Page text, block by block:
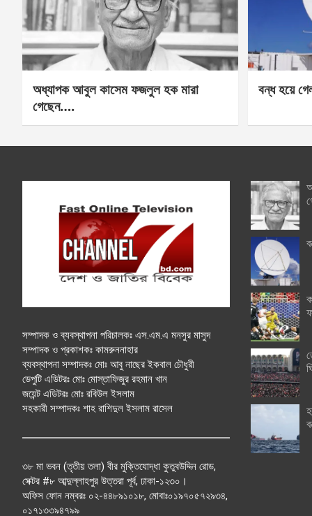
অধ্যাপক আবুল কাসেম ফজলুল হক মারা
গেছেন….
বন্ধ হয়ে
সম্পাদক ও ব্যবস্থাপনা পরিচালকঃ এস.এম.এ মনসুর মাসুদ
সম্পাদক ও প্রকাশকঃ কামরুননাহার
ব্যবস্থাপনা সম্পাদকঃ মোঃ আবু নাছের ইকবাল চৌধুরী
ডেপুটি এডিটরঃ মোঃ মোস্তাফিজুর রহমান খান
জয়েন্ট এডিটরঃ মোঃ রবিউল ইসলাম
সহকারী সম্পাদকঃ শাহ রাশিদুল ইসলাম রাসেল
৩৮ মা ভবন (তৃতীয় তলা) বীর মুক্তিযোদ্ধা কুতুবউদ্দিন রোড,
সেক্টর #৮ আব্দুল্লাহপুর উত্তরা পূর্ব, ঢাকা-১২৩০।
অফিস ফোন নম্বরঃ ০২-৪৪৮৯১০১৮, মোবাঃ০১৯৭০৫৭২৯৩৪,
০১৭১৩৩৯৪৭৯৯